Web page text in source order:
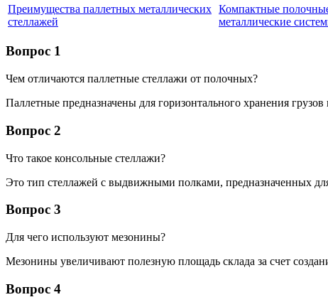
Преимущества паллетных металлических
стеллажей
Компактные
металлические
Вопрос 1
Чем отличаются паллетные стеллажи от полочных?
Паллетные предназначены для горизонтального хранения
Вопрос 2
Что такое консольные стеллажи?
Это тип стеллажей с выдвижными полками, предназначенных
Вопрос 3
Для чего используют мезонины?
Мезонины увеличивают полезную площадь склада за счет
Вопрос 4